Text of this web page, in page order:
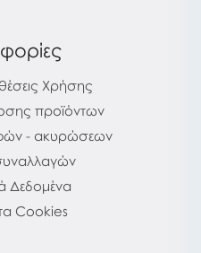
Χρήσης
προϊόντων
- ακυρώσεων
Δεδομένα
τα Cookies